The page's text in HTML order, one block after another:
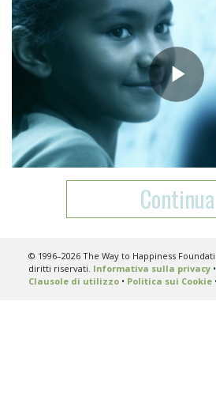
Continua
© 1996–2026 The Way to Happiness
diritti riservati. Informativa sulla privacy•
Clausole di utilizzo• Politica sui Cookie